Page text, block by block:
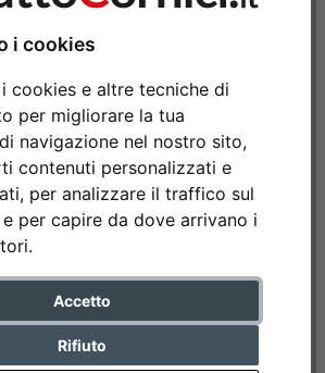
i cookies
cookies e altre tecniche di
per migliorare la tua
navigazione nel nostro sito,
contenuti personalizzati e
per analizzare il traffico sul
per capire da dove arrivano i
Accetto
Rifiuto